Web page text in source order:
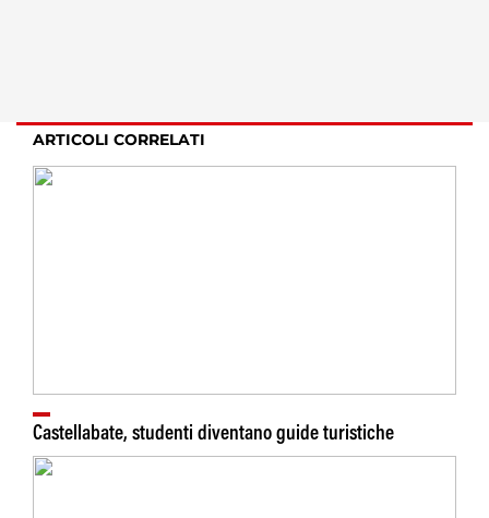
ARTICOLI CORRELATI
Castellabate, studenti diventano guide turistiche